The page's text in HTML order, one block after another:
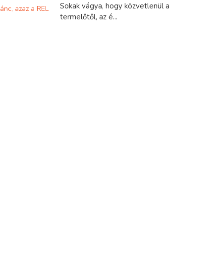
Sokak vágya, hogy közvetlenül a
termelőtől, az é...